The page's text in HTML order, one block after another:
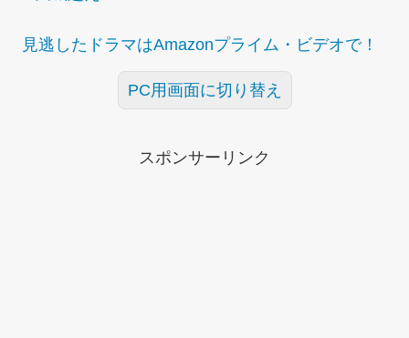
見逃したドラマはAmazonプライム・ビデオで！
PC用画面に切り替え
スポンサーリンク